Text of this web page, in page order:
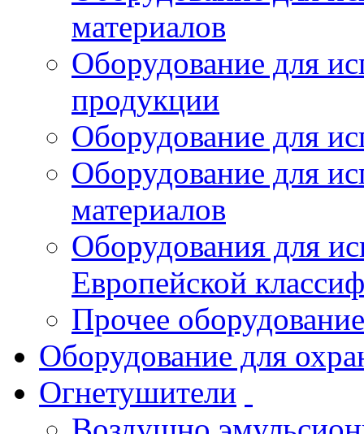
материалов
Оборудование для
продукции
Оборудование для
Оборудование для
материалов
Оборудования для
Европейской
Прочее оборудование
Оборудование для
Огнетушители